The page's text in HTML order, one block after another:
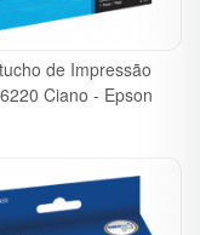
de Impressão
Ciano - Epson